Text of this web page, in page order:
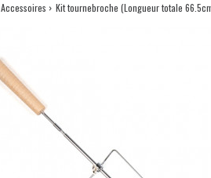
Barbecue Charbon
Acier
Kettle
Kamado
Barbecue Gaz
Braséros de cuisson
Plancha
Accessoires Kit tournebroche (Longueur totale